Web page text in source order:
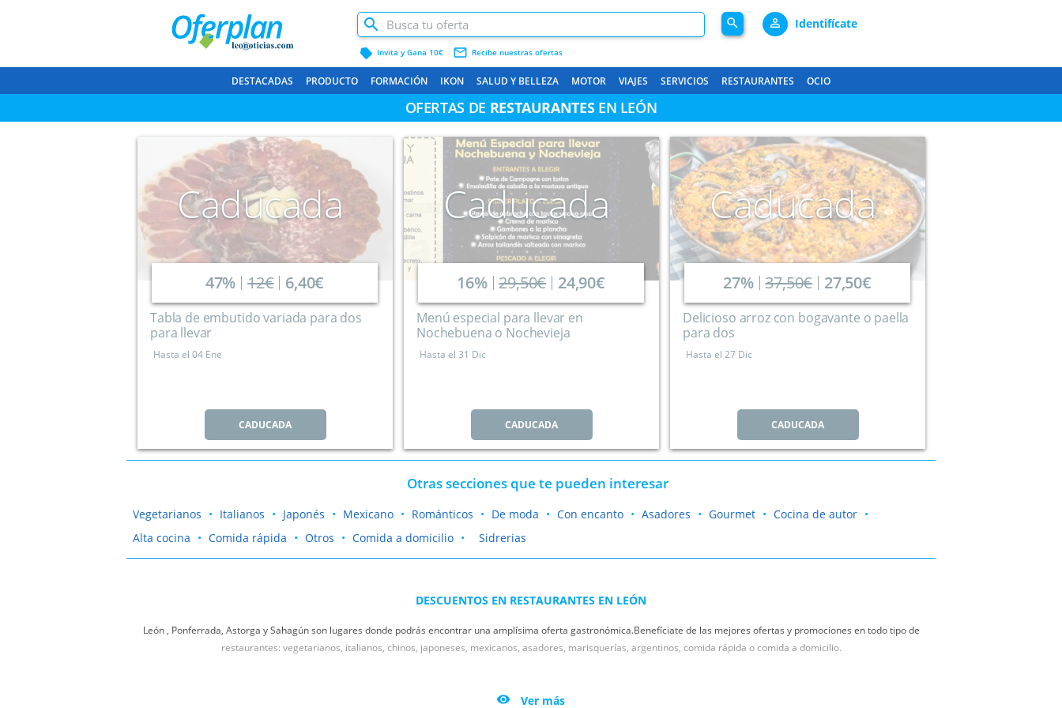
label Invita y Gana 10€ mail_outline Recibe nuestras ofertas
search person_outline Identifícate
DESTACADAS PRODUCTO FORMACIÓN IKON SALUD Y BELLEZA MOTOR VIAJES SERVICIOS RESTAURANTES OCIO
OFERTAS DE RESTAURANTESEN LEÓN
Caducada
47% 12€ 6,40€
Tabla de embutido variada para dos
para llevar
Hasta el 04 Ene
CADUCADA
Caducada
16% 29,50€ 24,90€
Menú especial para llevar en
Nochebuena o Nochevieja
Hasta el 31 Dic
CADUCADA
Caducada
27% 37,50€ 27,50€
Delicioso arroz con bogavante o paella
para dos
Hasta el 27 Dic
CADUCADA
Otras secciones que te pueden interesar
Vegetarianos Italianos Japonés Mexicano Románticos De moda Con encanto Asadores Gourmet
Cocina de autor
Alta cocina
Comida rápida Otros Comida a domicilio Sidrerias
DESCUENTOS EN RESTAURANTES EN LEÓN
León , Ponferrada, Astorga y Sahagún son lugares donde podrás encontrar una amplísima oferta gastronómica.Benefíciate de las mejores ofertas y promociones en todo tipo de
restaurantes: vegetarianos, italianos, chinos, japoneses, mexicanos, asadores, marisquerías, argentinos, comida rápida o comida a domicilio.
capricho a tu paladar y degusta los mejores platos en los restaurantes de de tu ciudad.
 Ver más